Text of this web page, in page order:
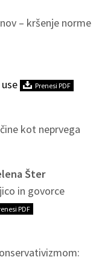
– kršenje norme
Prenesi PDF
kot neprvega
Šter
in govorce
PDF